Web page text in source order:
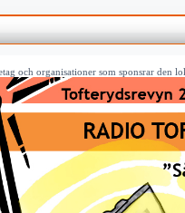
och organisationer som sponsrar den